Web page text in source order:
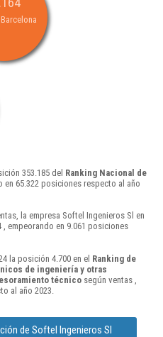
353.185 del Ranking Nacional de
en 65.322 posiciones respecto al año
la empresa Softel Ingenieros Sl en
empeorando en 9.061 posiciones
la posición 4.700 en el Ranking de
de ingeniería y otras
técnico según ventas ,
al año 2023.
de Softel Ingenieros Sl